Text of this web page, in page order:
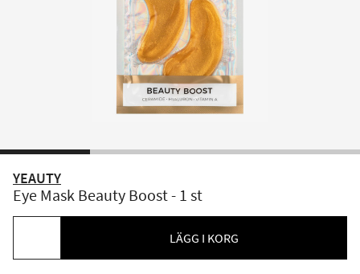
YEAUTY
Eye Mask Beauty Boost - 1 st
LÄGG I KORG